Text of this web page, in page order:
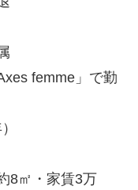
femme」で勤
8㎡・家賃3万